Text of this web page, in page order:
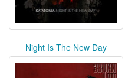
Night Is The New Day